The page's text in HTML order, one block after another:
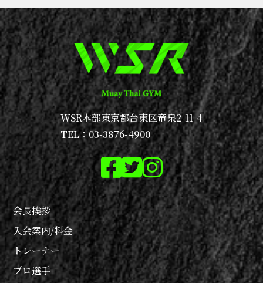
WSR本部東京都台東区竜泉2-11-4
TEL：03-3876-4900
会長挨拶
入会案内/料金
トレーナー
プロ選手